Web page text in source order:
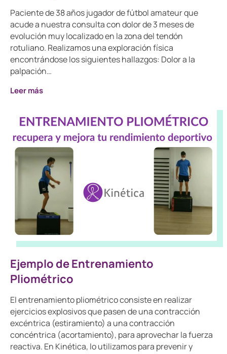
Paciente de 38 años jugador de fútbol amateur que
acude a nuestra consulta con dolor de 3 meses de
evolución muy localizado en la zona del tendón
rotuliano. Realizamos una exploración física
encontrándose los siguientes hallazgos: Dolor a la
palpación…
Leer más
Ejemplo de Entrenamiento
Pliométrico
El entrenamiento pliométrico consiste en realizar
ejercicios explosivos que pasen de una contracción
excéntrica (estiramiento) a una contracción
concéntrica (acortamiento), para aprovechar la fuerza
reactiva. En Kinética, lo utilizamos para prevenir y